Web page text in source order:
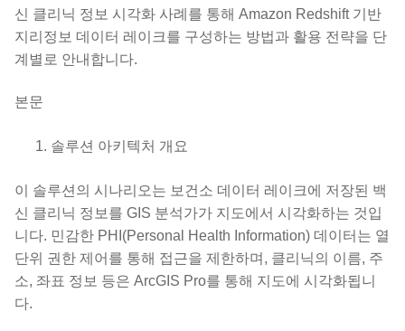
신 클리닉 정보 시각화 사례를 통해 Amazon Redshift 기반
지리정보 데이터 레이크를 구성하는 방법과 활용 전략을 단
계별로 안내합니다.
본문
솔루션 아키텍처 개요
이 솔루션의 시나리오는 보건소 데이터 레이크에 저장된 백
신 클리닉 정보를 GIS 분석가가 지도에서 시각화하는 것입
니다. 민감한 PHI(Personal Health Information) 데이터는 열
단위 권한 제어를 통해 접근을 제한하며, 클리닉의 이름, 주
소, 좌표 정보 등은 ArcGIS Pro를 통해 지도에 시각화됩니
다.